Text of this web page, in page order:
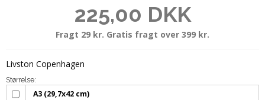
225,00 DKK
Fragt 29 kr. Gratis fragt over 399 kr.
Livston Copenhagen
Størrelse:
A3 (29,7x42 cm)